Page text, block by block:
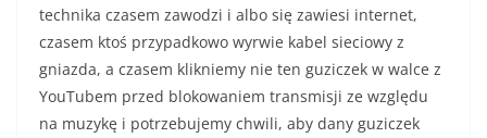
technika czasem zawodzi i albo się zawiesi internet,
czasem ktoś przypadkowo wyrwie kabel sieciowy z
gniazda, a czasem klikniemy nie ten guziczek w walce z
YouTubem przed blokowaniem transmisji ze względu
na muzykę i potrzebujemy chwili, aby dany guziczek